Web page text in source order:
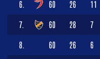
6. 60 26 11
7. 60 28 7
8. 60 26 6